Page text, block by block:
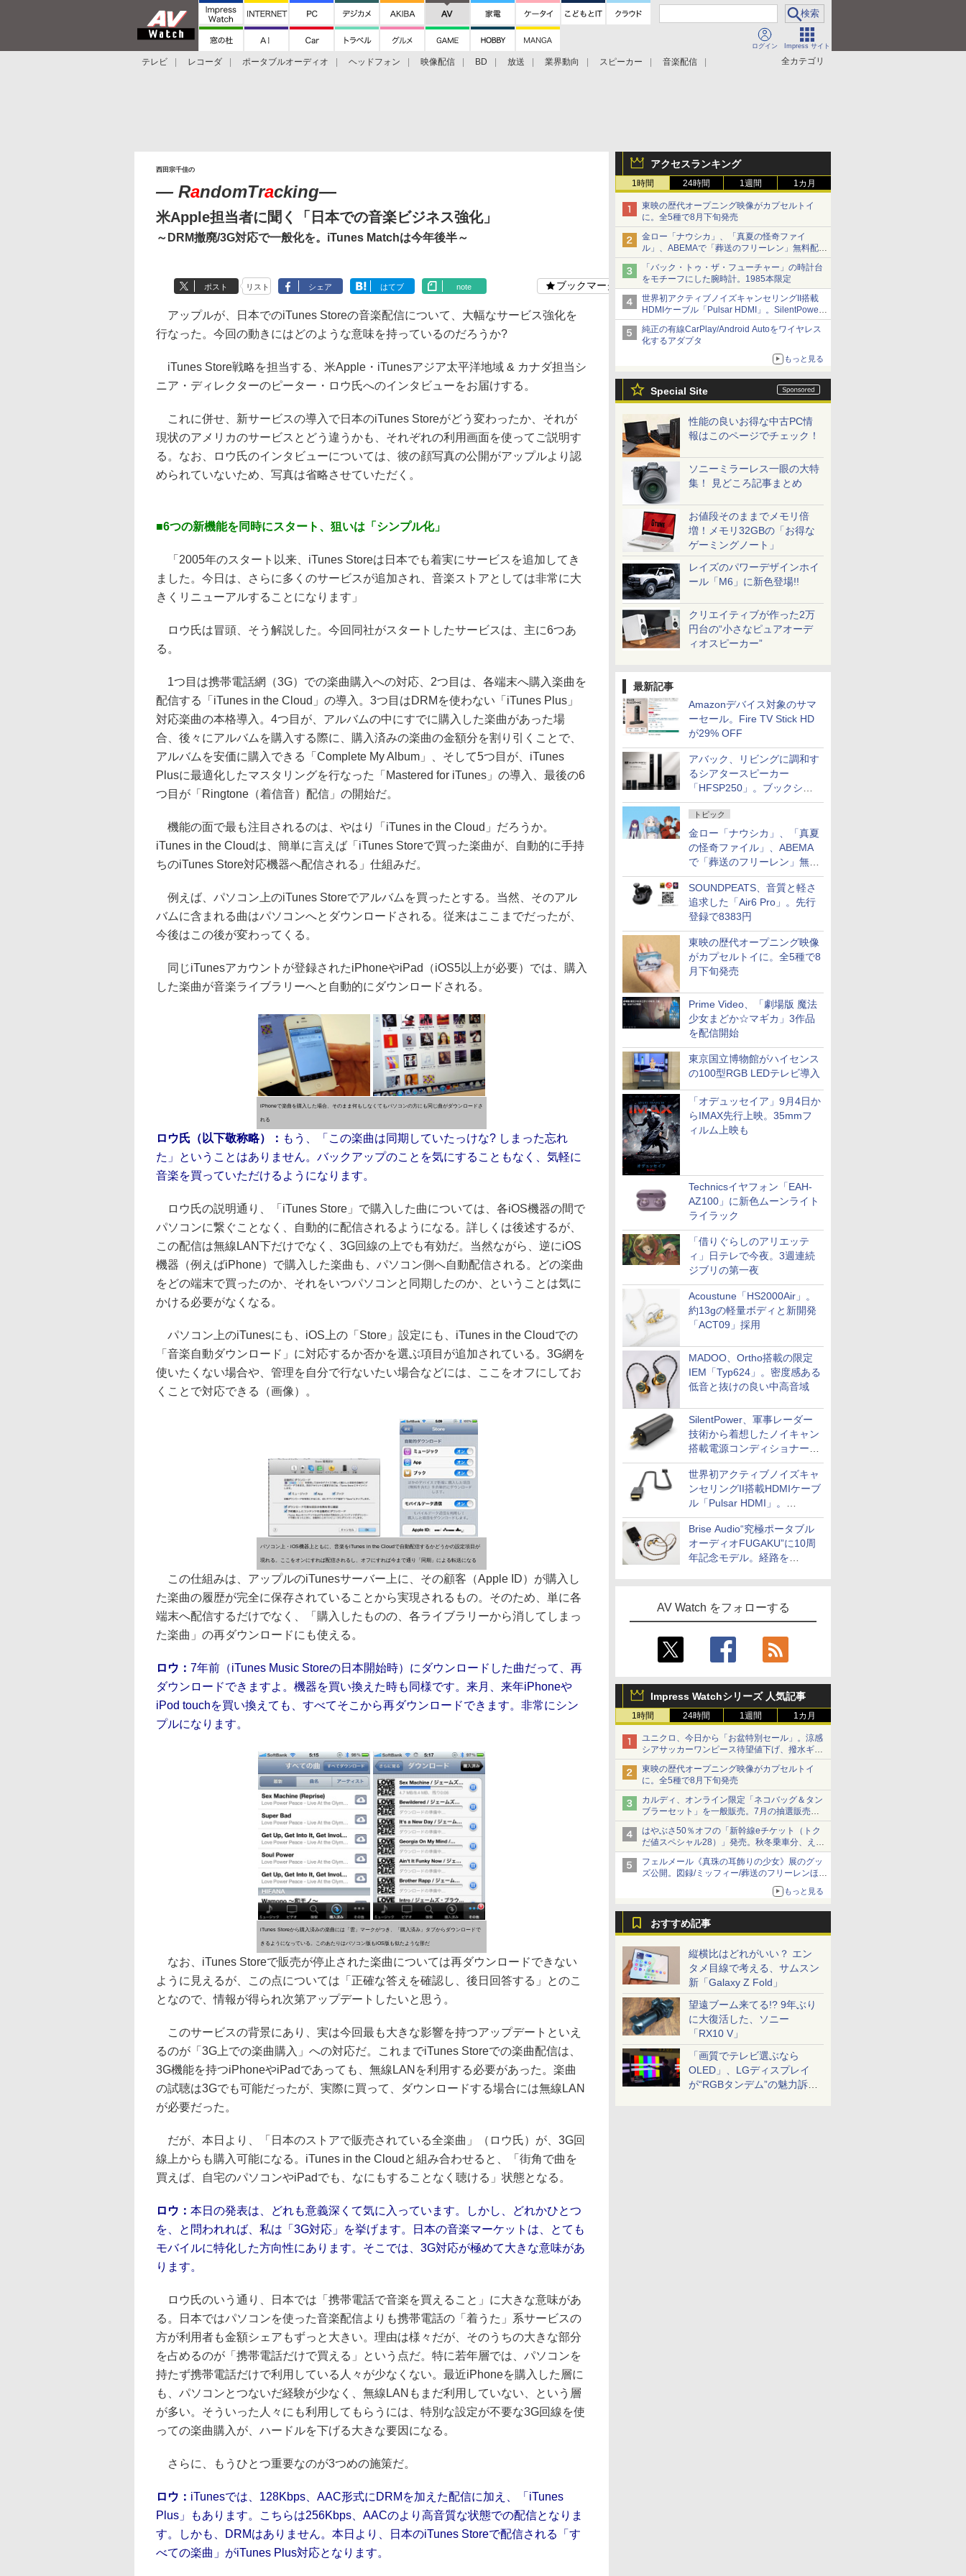
ログイン Impress サイト
全カテゴリ
テレビ レコーダ ポータブルオーディオ ヘッドフォン 映像配信 BD 放送 業界動向 スピーカー
音楽配信
アクセスランキング
1時間 24時間 1週間 1カ月
東映の歴代オープニング映像がカプセルトイ
に。全5種で8月下旬発売
金ロー「ナウシカ」、「真夏の怪奇ファイ
ル」、ABEMAで「葬送のフリーレン」無料配信
など。夏の特番・配信情報
「バック・トゥ・ザ・フューチャー」の時計台
をモチーフにした腕時計。1985本限定
世界初アクティブノイズキャンセリングII搭載
HDMIケーブル「Pulsar HDMI」。SilentPower
から
純正の有線CarPlay/Android Autoをワイヤレス
化するアダプタ
もっと見る
Special Site
性能の良いお得な中古PC情
報はこのページでチェック！
ソニーミラーレス一眼の大特
集！ 見どころ記事まとめ
お値段そのままでメモリ倍
増！メモリ32GBの「お得な
ゲーミングノート」
レイズのパワーデザインホイ
ール「M6」に新色登場!!
クリエイティブが作った2万
円台の“小さなピュアオーデ
ィオスピーカー”
最新記事
Amazonデバイス対象のサマ
ーセール。Fire TV Stick HD
が29% OFF
アバック、リビングに調和す
るシアタースピーカー
「HFSP250」。ブックシェ
ルフはペア3万円以下
トピック
金ロー「ナウシカ」、「真夏
の怪奇ファイル」、ABEMA
で「葬送のフリーレン」無料
配信など。夏の特番・配信情
報
SOUNDPEATS、音質と軽さ
追求した「Air6 Pro」。先行
登録で8383円
東映の歴代オープニング映像
がカプセルトイに。全5種で8
月下旬発売
Prime Video、「劇場版 魔法
少女まどか☆マギカ」3作品
を配信開始
東京国立博物館がハイセンス
の100型RGB LEDテレビ導入
「オデュッセイア」9月4日か
らIMAX先行上映。35mmフ
ィルム上映も
Technicsイヤフォン「EAH-
AZ100」に新色ムーンライト
ライラック
「借りぐらしのアリエッテ
ィ」日テレで今夜。3週連続
ジブリの第一夜
Acoustune「HS2000Air」。
約13gの軽量ボディと新開発
「ACT09」採用
MADOO、Ortho搭載の限定
IEM「Typ624」。密度感ある
低音と抜けの良い中高音域
SilentPower、軍事レーダー
技術から着想したノイキャン
搭載電源コンディショナー
「AC iPurifier2」
世界初アクティブノイズキャ
ンセリングII搭載HDMIケーブ
ル「Pulsar HDMI」。
SilentPowerから
Brise Audio“究極ポータブル
オーディオFUGAKU”に10周
年記念モデル。経路を
AV Watch をフォローする
Impress Watchシリーズ 人気記事
1時間 24時間 1週間 1カ月
ユニクロ、今日から「お盆特別セール」。涼感
シアサッカーワンピース待望値下げ、撥水ギア
ショーツは1990円に
東映の歴代オープニング映像がカプセルトイ
に。全5種で8月下旬発売
カルディ、オンライン限定「ネコバッグ＆タン
ブラーセット」を一般販売。7月の抽選販売の
当選無効分
はやぶさ50％オフの「新幹線eチケット（トク
だ値スペシャル28）」発売。秋冬乗車分、えき
ねっと限定
フェルメール《真珠の耳飾りの少女》展のグッ
ズ公開。図録/ミッフィー/葬送のフリーレンほ
もっと見る
おすすめ記事
縦横比はどれがいい？ エン
タメ目線で考える、サムスン
新「Galaxy Z Fold」
望遠ブーム来てる!? 9年ぶり
に大復活した、ソニー
「RX10 V」
「画質でテレビ選ぶなら
OLED」、LGディスプレイ
が“RGBタンデム”の魅力訴
西田宗千佳の
― RandomTracking―
米Apple担当者に聞く「日本での音楽ビジネス強化」
～DRM撤廃/3G対応で一般化を。iTunes Matchは今年後半～
ポスト リスト シェア はてブ note ブックマーク
アップルが、日本でのiTunes Storeの音楽配信について、大幅なサービス強化を
行なった。今回の動きにはどのような意味を持っているのだろうか?
iTunes Store戦略を担当する、米Apple・iTunesアジア太平洋地域 & カナダ担当シ
ニア・ディレクターのピーター・ロウ氏へのインタビューをお届けする。
これに併せ、新サービスの導入で日本のiTunes Storeがどう変わったか、それが
現状のアメリカのサービスとどう違うかも、それぞれの利用画面を使ってご説明す
る。なお、ロウ氏のインタビューについては、彼の顔写真の公開がアップルより認
められていないため、写真は省略させていただく。
■6つの新機能を同時にスタート、狙いは「シンプル化」
「2005年のスタート以来、iTunes Storeは日本でも着実にサービスを追加してき
ました。今日は、さらに多くのサービスが追加され、音楽ストアとしては非常に大
きくリニューアルすることになります」
ロウ氏は冒頭、そう解説した。今回同社がスタートしたサービスは、主に6つあ
る。
1つ目は携帯電話網（3G）での楽曲購入への対応、2つ目は、各端末へ購入楽曲を
配信する「iTunes in the Cloud」の導入。3つ目はDRMを使わない「iTunes Plus」
対応楽曲の本格導入。4つ目が、アルバムの中にすでに購入した楽曲があった場
合、後々にアルバムを購入する際に、購入済みの楽曲の金額分を割り引くことで、
アルバムを安価に購入できる「Complete My Album」、そして5つ目が、iTunes
Plusに最適化したマスタリングを行なった「Mastered for iTunes」の導入、最後の6
つ目が「Ringtone（着信音）配信」の開始だ。
機能の面で最も注目されるのは、やはり「iTunes in the Cloud」だろうか。
iTunes in the Cloudは、簡単に言えば「iTunes Storeで買った楽曲が、自動的に手持
ちのiTunes Store対応機器へ配信される」仕組みだ。
例えば、パソコン上のiTunes Storeでアルバムを買ったとする。当然、そのアル
バムに含まれる曲はパソコンへとダウンロードされる。従来はここまでだったが、
今後はこの後が変わってくる。
同じiTunesアカウントが登録されたiPhoneやiPad（iOS5以上が必要）では、購入
した楽曲が音楽ライブラリーへと自動的にダウンロードされる。
iPhoneで楽曲を購入した場合、そのまま何もしなくてもパソコンの方にも同じ曲がダウンロードさ
れる
ロウ氏（以下敬称略）： もう、「この楽曲は同期していたっけな? しまった忘れ
た」ということはありません。バックアップのことを気にすることもなく、気軽に
音楽を買っていただけるようになります。
ロウ氏の説明通り、「iTunes Store」で購入した曲については、各iOS機器の間で
パソコンに繋ぐことなく、自動的に配信されるようになる。詳しくは後述するが、
この配信は無線LAN下だけでなく、3G回線の上でも有効だ。当然ながら、逆にiOS
機器（例えばiPhone）で購入した楽曲も、パソコン側へ自動配信される。どの楽曲
をどの端末で買ったのか、それをいつパソコンと同期したのか、ということは気に
かける必要がなくなる。
パソコン上のiTunesにも、iOS上の「Store」設定にも、iTunes in the Cloudでの
「音楽自動ダウンロード」に対応するか否かを選ぶ項目が追加されている。3G網を
使いたくない場合や、管理を自分で行ないたい場合などには、ここをオフにしてお
くことで対応できる（画像）。
パソコン上・iOS機器上ともに、音楽をiTunes in the Cloudで自動配信するかどうかの設定項目が
現れる。ここをオンにすれば配信されるし、オフにすれば今まで通り「同期」による転送になる
この仕組みは、アップルのiTunesサーバー上に、その顧客（Apple ID）が購入し
た楽曲の履歴が完全に保存されていることから実現されるもの。そのため、単に各
端末へ配信するだけでなく、「購入したものの、各ライブラリーから消してしまっ
た楽曲」の再ダウンロードにも使える。
ロウ： 7年前（iTunes Music Storeの日本開始時）にダウンロードした曲だって、再
ダウンロードできますよ。機器を買い換えた時も同様です。来月、来年iPhoneや
iPod touchを買い換えても、すべてそこから再ダウンロードできます。非常にシン
プルになります。
iTunes Storeから購入済みの楽曲には「雲」マークがつき、「購入済み」タブからダウンロードで
きるようになっている。このあたりはパソコン版もiOS版も似たような形だ
なお、iTunes Storeで販売が停止された楽曲については再ダウンロードできない
ように見えるが、この点については「正確な答えを確認し、後日回答する」とのこ
となので、情報が得られ次第アップデートしたいと思う。
このサービスの背景にあり、実は今回最も大きな影響を持つアップデートといえ
るのが「3G上での楽曲購入」への対応だ。これまでiTunes Storeでの楽曲配信は、
3G機能を持つiPhoneやiPadであっても、無線LANを利用する必要があった。楽曲
の試聴は3Gでも可能だったが、実際に買って、ダウンロードする場合には無線LAN
が必要だった。
だが、本日より、「日本のストアで販売されている全楽曲」（ロウ氏）が、3G回
線上からも購入可能になる。iTunes in the Cloudと組み合わせると、「街角で曲を
買えば、自宅のパソコンやiPadでも、なにもすることなく聴ける」状態となる。
ロウ： 本日の発表は、どれも意義深くて気に入っています。しかし、どれかひとつ
を、と問われれば、私は「3G対応」を挙げます。日本の音楽マーケットは、とても
モバイルに特化した方向性にあります。そこでは、3G対応が極めて大きな意味があ
ります。
ロウ氏のいう通り、日本では「携帯電話で音楽を買えること」に大きな意味があ
る。日本ではパソコンを使った音楽配信よりも携帯電話の「着うた」系サービスの
方が利用者も金額シェアもずっと大きい。理由は様々だが、そのうちの大きな部分
を占めるのが「携帯電話だけで買える」という点だ。特に若年層では、パソコンを
持たず携帯電話だけで利用している人々が少なくない。最近iPhoneを購入した層に
も、パソコンとつないだ経験が少なく、無線LANもまだ利用していない、という層
が多い。そういった人々にも利用してもらうには、特別な設定が不要な3G回線を使
っての楽曲購入が、ハードルを下げる大きな要因になる。
さらに、もうひとつ重要なのが3つめの施策だ。
ロウ： iTunesでは、128Kbps、AAC形式にDRMを加えた配信に加え、「iTunes
Plus」もあります。こちらは256Kbps、AACのより高音質な状態での配信となりま
す。しかも、DRMはありません。本日より、日本のiTunes Storeで配信される「す
べての楽曲」がiTunes Plus対応となります。